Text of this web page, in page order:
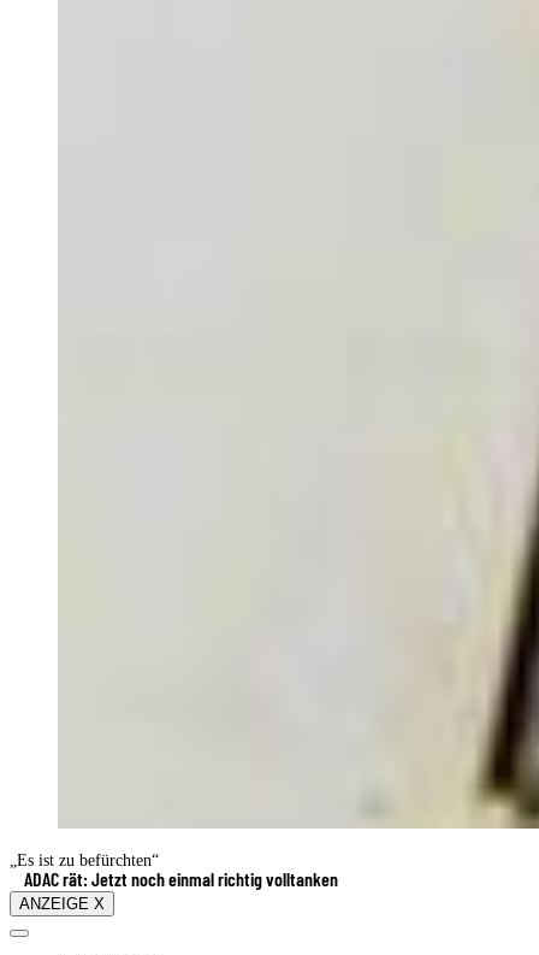
„Es ist zu befürchten“
ADAC rät: Jetzt noch einmal richtig volltanken
ANZEIGE X